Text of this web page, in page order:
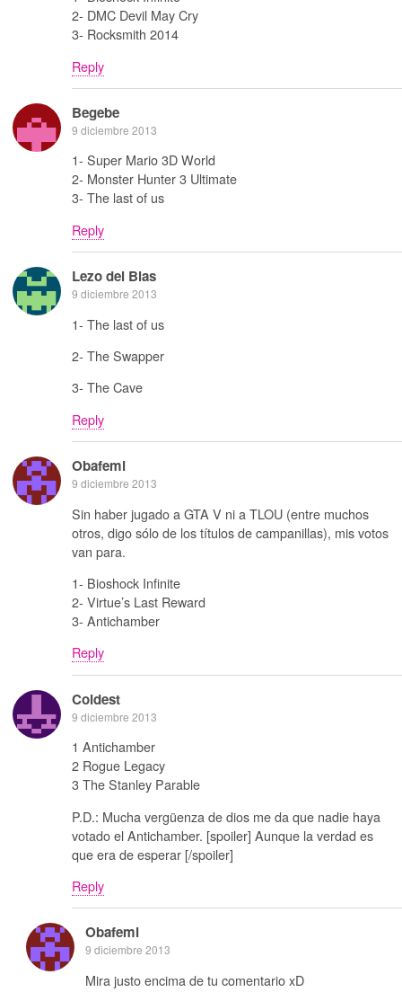
2- DMC Devil May Cry
3- Rocksmith 2014
Reply
Begebe
9 diciembre 2013
1- Super Mario 3D World
2- Monster Hunter 3 Ultimate
3- The last of us
Reply
Lezo del Blas
9 diciembre 2013
1- The last of us
2- The Swapper
3- The Cave
Reply
Obafemi
9 diciembre 2013
Sin haber jugado a GTA V ni a TLOU (entre muchos
otros, digo sólo de los títulos de campanillas), mis votos
van para.
1- Bioshock Infinite
2- Virtue’s Last Reward
3- Antichamber
Reply
Coldest
9 diciembre 2013
1 Antichamber
2 Rogue Legacy
3 The Stanley Parable
P.D.: Mucha vergüenza de dios me da que nadie haya
votado el Antichamber. [spoiler] Aunque la verdad es
que era de esperar [/spoiler]
Reply
Obafemi
9 diciembre 2013
Mira justo encima de tu comentario xD